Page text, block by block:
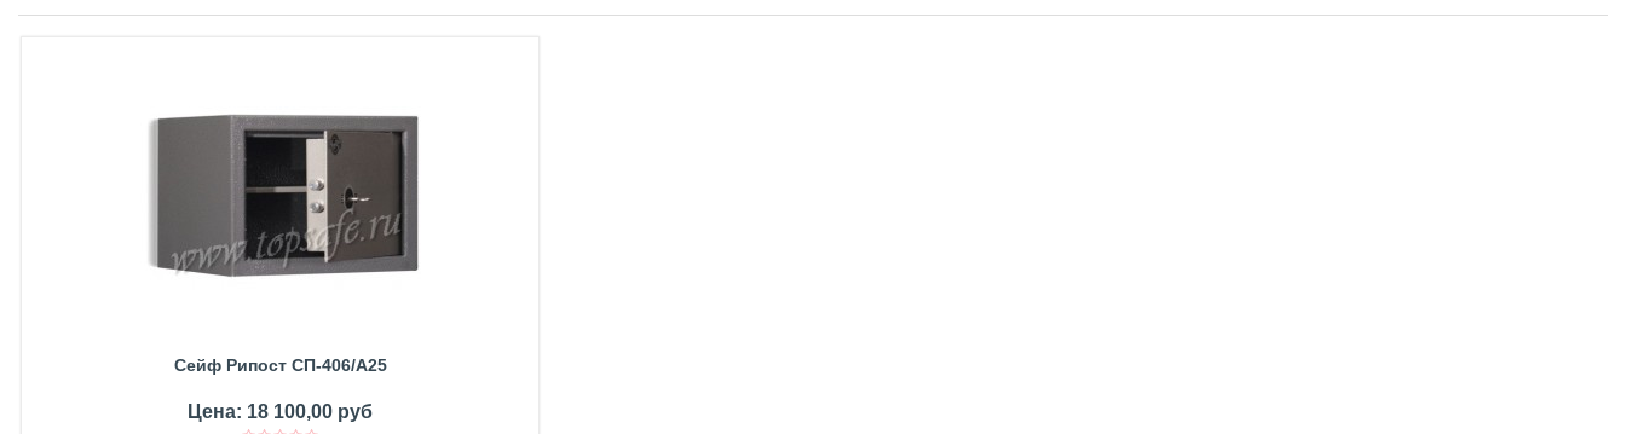
Сейф Рипост СП-406/А25
Цена: 18 100,00 руб